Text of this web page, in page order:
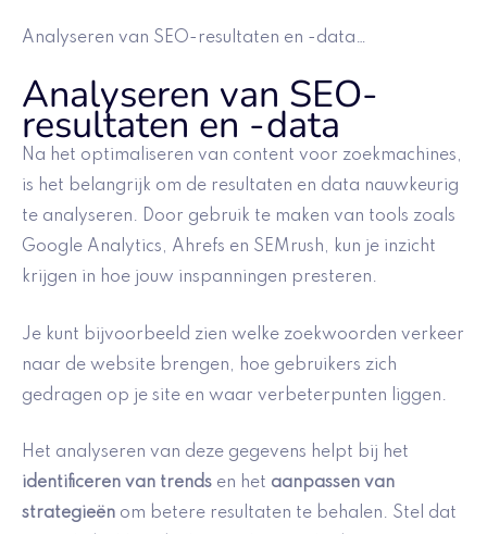
Analyseren van SEO-resultaten en -data…
Analyseren van SEO-
resultaten en -data
Na het optimaliseren van content voor zoekmachines,
is het belangrijk om de resultaten en data nauwkeurig
te analyseren. Door gebruik te maken van tools zoals
Google Analytics, Ahrefs en SEMrush, kun je inzicht
krijgen in hoe jouw inspanningen presteren.
Je kunt bijvoorbeeld zien welke zoekwoorden verkeer
naar de website brengen, hoe gebruikers zich
gedragen op je site en waar verbeterpunten liggen.
Het analyseren van deze gegevens helpt bij het
identificeren van trends en het aanpassen van
strategieën om betere resultaten te behalen. Stel dat